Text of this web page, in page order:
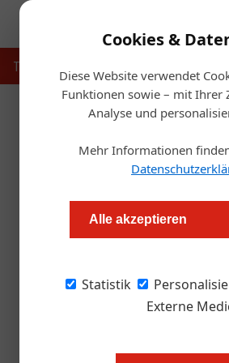
Cookies &
Diese Website verwendet
Funktionen sowie – mit Ihrer
Analyse und
Mehr Informationen
Alle akzeptieren
Statistik
Externe
Touristik
Redaktion.OEGZ
Die Vereinigung
Nordtiroler
Radieschen,
Text: Barbara